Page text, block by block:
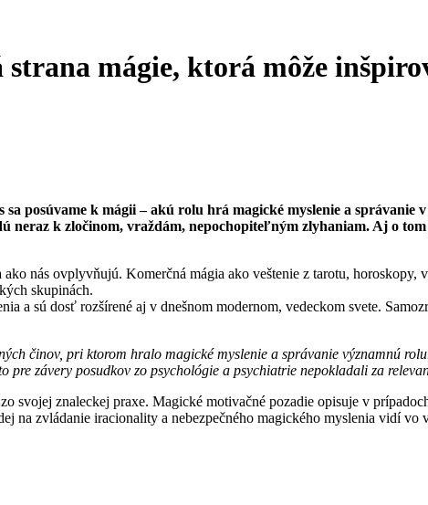
mágie, ktorá môže
posúvame k mágii – akú rolu hrá magické myslenie a
neraz k zločinom, vraždám, nepochopiteľným zlyhaniam. Aj o
nás ovplyvňujú. Komerčná mágia ako veštenie z tarotu,
skupinách.
a sú dosť rozšírené aj v dnešnom modernom, vedeckom svete.
činov, pri ktorom hralo magické myslenie a správanie významnú
závery posudkov zo psychológie a psychiatrie nepokladali za
svojej znaleckej praxe. Magické motivačné pozadie opisuje v
na zvládanie iracionality a nebezpečného magického myslenia vidí vo